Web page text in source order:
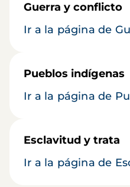
Guerra y conflicto
Ir a la página de
Pueblos indígenas
Ir a la página de
Esclavitud y trata
Ir a la página de